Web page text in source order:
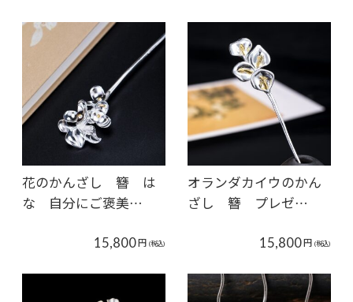
花のかんざし 簪 は
な 自分にご褒美…
15,800円 (税込)
オランダカイウのかん
ざし 簪 プレゼ…
15,800円 (税込)